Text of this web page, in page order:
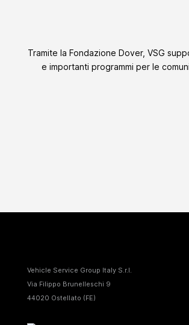
Tramite la Fondazione Dover, VSG
e importanti programmi per le
Vehicle Service Group Italy S.r.I.
Via Filippo Brunelleschi 9
44020 Ostellato (FE)